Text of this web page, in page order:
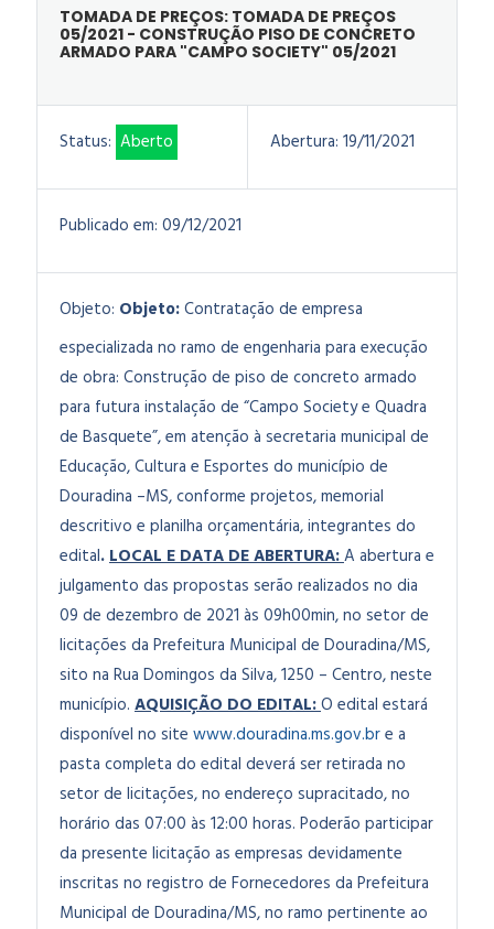
TOMADA DE PREÇOS: TOMADA DE PREÇOS
05/2021 - CONSTRUÇÃO PISO DE CONCRETO
ARMADO PARA "CAMPO SOCIETY" 05/2021
Status: Aberto Abertura: 19/11/2021
Publicado em: 09/12/2021
Objeto: Objeto:Contratação de empresa
especializada no ramo de engenharia para execução
de obra: Construção de piso de concreto armado
para futura instalação de “Campo Society e Quadra
de Basquete”, em atenção à secretaria municipal de
Educação, Cultura e Esportes do município de
Douradina –MS, conforme projetos, memorial
descritivo e planilha orçamentária, integrantes do
edital.LOCAL E DATA DE ABERTURA:A abertura e
julgamento das propostas serão realizados no dia
09 de dezembro de 2021 às 09h00min, no setor de
licitações da Prefeitura Municipal de Douradina/MS,
sito na Rua Domingos da Silva, 1250 – Centro, neste
município. AQUISIÇÃO DO EDITAL:O edital estará
disponível no site www.douradina.ms.gov.bre a
pasta completa do edital deverá ser retirada no
setor de licitações, no endereço supracitado, no
horário das 07:00 às 12:00 horas. Poderão participar
da presente licitação as empresas devidamente
inscritas no registro de Fornecedores da Prefeitura
Municipal de Douradina/MS, no ramo pertinente ao